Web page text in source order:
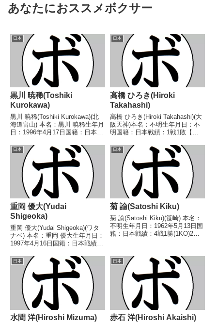
あなたにおススメボクサー
日本
黒川 暁稀(Toshiki
Kurokawa)
黒川 暁稀(Toshiki Kurokawa)(北
海道畠山) 本名：黒川 暁稀生年月
日：1996年4月17日国籍：日本戦
し 【戦歴】2022/04/29
●2RTKO 前林 良則(ディアマン
テ)2022/09...
日本
高橋 ひろき(Hiroki
Takahashi)
高橋 ひろき(Hiroki Takahashi)(大
阪天神)本名：不明生年月日：不
明国籍：日本戦績：1戦1敗【獲
2013/11/10 ●(試合詳細不明)
中村 優也(フリー)【補足情報】・
ABCジャパン管轄のリングで...
日本
重岡 優大(Yudai
Shigeoka)
重岡 優大(Yudai Shigeoka)(ワタ
ナベ) 本名：重岡 優大生年月日：
1997年4月16日国籍：日本戦績：
ル】2014年度インターハイピン
級優勝(アマチュア)2015年度高校
選抜ピン級優勝(...
日本
菊 諭(Satoshi Kiku)
菊 諭(Satoshi Kiku)(笹崎) 本名：
不明生年月日：1962年5月13日国
籍：日本戦績：4戦1勝(1KO)2敗1
ンタム級新人王予選1990/09/19
●2RKO ...
日本
水間 洋(Hiroshi Mizuma)
日本
赤石 洋(Hiroshi Akaishi)